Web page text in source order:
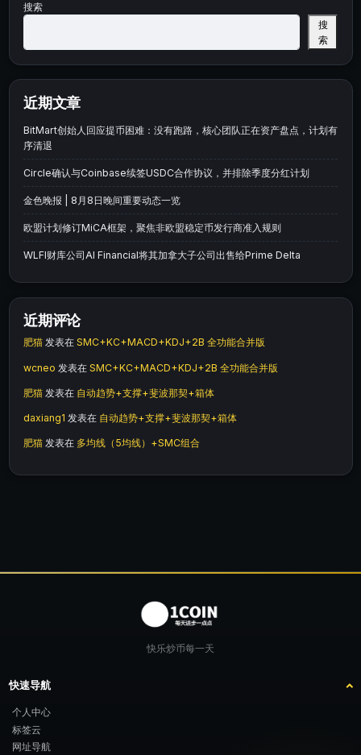
搜索
搜
索
近期文章
BitMart创始人回应提币困难：没有跑路，核心团队正在资产盘点，计划有
序清退
Circle确认与Coinbase续签USDC合作协议，并排除季度分红计划
金色晚报 | 8月8日晚间重要动态一览
欧盟计划修订MiCA框架，聚焦非欧盟稳定币发行商准入规则
WLFI财库公司AI Financial将其加拿大子公司出售给Prime Delta
近期评论
肥猫 发表在 SMC+KC+MACD+KDJ+2B 全功能合并版
wcneo 发表在 SMC+KC+MACD+KDJ+2B 全功能合并版
肥猫 发表在 自动趋势+支撑+斐波那契+箱体
daxiang1 发表在 自动趋势+支撑+斐波那契+箱体
肥猫 发表在 多均线（5均线）+SMC组合
快乐炒币每一天
快速导航
个人中心
标签云
网址导航